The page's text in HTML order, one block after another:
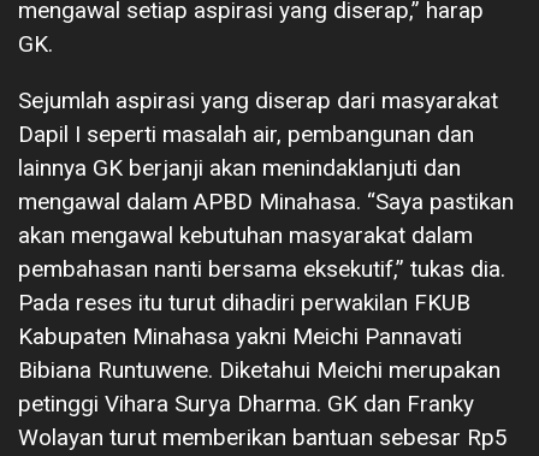
mengawal setiap aspirasi yang diserap,” harap
GK.
Sejumlah aspirasi yang diserap dari masyarakat
Dapil I seperti masalah air, pembangunan dan
lainnya GK berjanji akan menindaklanjuti dan
mengawal dalam APBD Minahasa. “Saya pastikan
akan mengawal kebutuhan masyarakat dalam
pembahasan nanti bersama eksekutif,” tukas dia.
Pada reses itu turut dihadiri perwakilan FKUB
Kabupaten Minahasa yakni Meichi Pannavati
Bibiana Runtuwene. Diketahui Meichi merupakan
petinggi Vihara Surya Dharma. GK dan Franky
Wolayan turut memberikan bantuan sebesar Rp5